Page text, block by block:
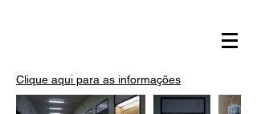
Clique aqui para as informações